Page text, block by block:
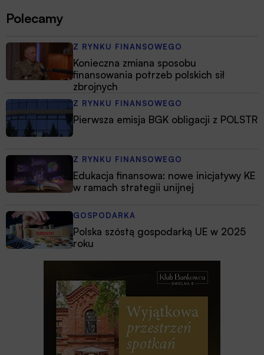
Polecamy
Z RYNKU FINANSOWEGO
Konieczna zmiana sposobu
finansowania potrzeb polskich sił
zbrojnych
Z RYNKU FINANSOWEGO
Pierwsza emisja BGK obligacji z POLSTR
Z RYNKU FINANSOWEGO
Edukacja finansowa: nowe inicjatywy KE
w ramach strategii unijnej
GOSPODARKA
Polska szóstą gospodarką UE w 2025
roku